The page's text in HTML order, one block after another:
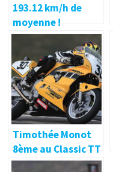
193.12 km/h de
moyenne !
Nouveau record
français pour
Timothée Monot
au TT
Timothée Monot
8ème au Classic TT
!